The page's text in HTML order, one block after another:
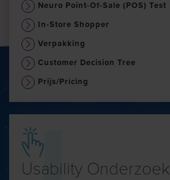
Neuro Point-Of-Sale (POS) Test
In-Store Shopper
Verpakking
Customer Decision Tree
Prijs/pricing
Usability Onderzoek